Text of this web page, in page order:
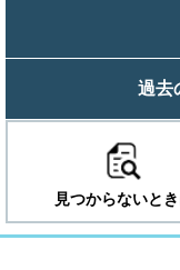
過去
見つからないと